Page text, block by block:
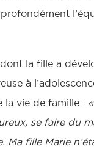
la fille a
à
la vie de famille :
se faire du
Ma fille Marie